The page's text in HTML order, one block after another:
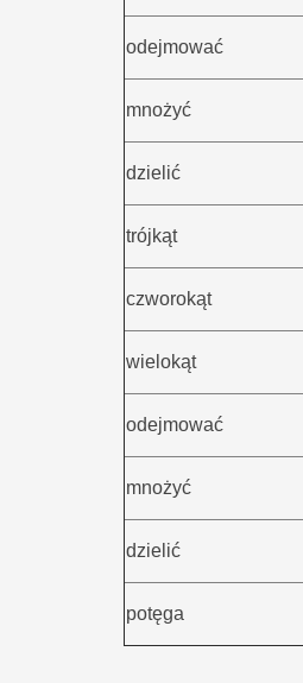
odejmować
mnożyć
dzielić
trójkąt
czworokąt
wielokąt
odejmować
mnożyć
dzielić
potęga